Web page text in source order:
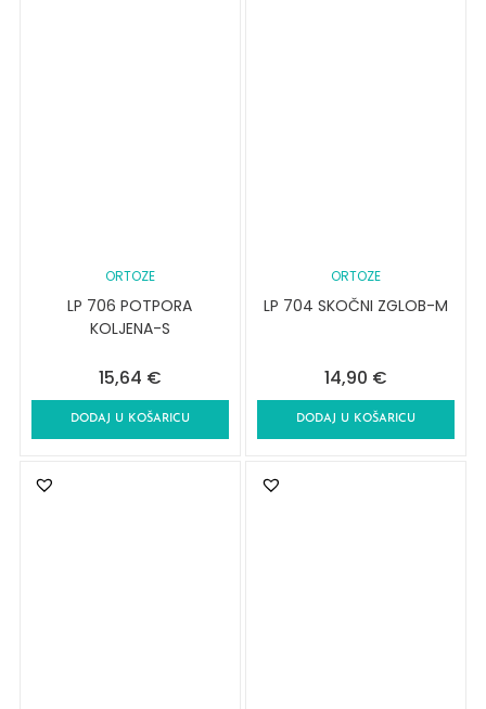
ORTOZE
LP 706 POTPORA
KOLJENA-S
15,64 €
DODAJ U KOŠARICU
ORTOZE
LP 704 SKOČNI ZGLOB-M
14,90 €
DODAJ U KOŠARICU